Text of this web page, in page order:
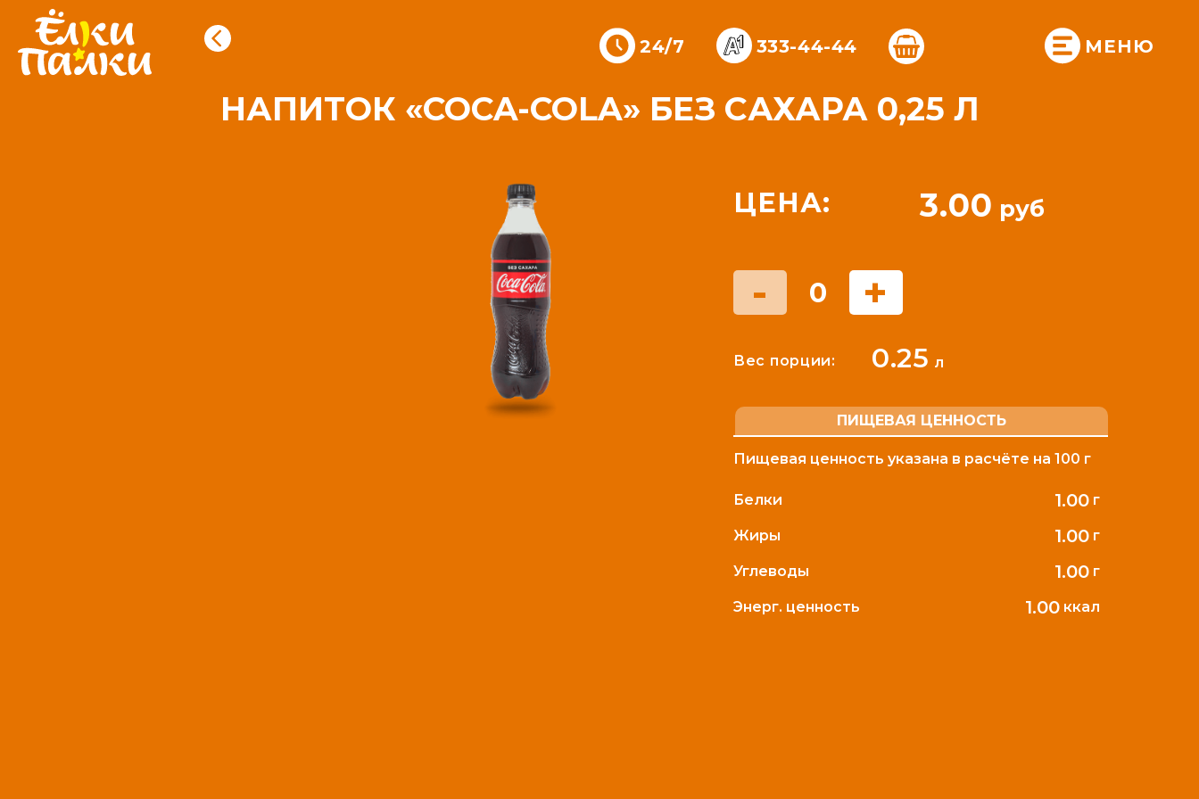
24/7 333-44-44 МЕНЮ
НАПИТОК «COCA-COLA» БЕЗ САХАРА 0,25 Л
ЦЕНА: 3.00 руб
- 0 +
Вес порции: 0.25 л
ПИЩЕВАЯ ЦЕННОСТЬ
Пищевая ценность указана в расчёте на 100 г
Белки 1.00 г
Жиры 1.00 г
Углеводы 1.00 г
Энерг. ценность 1.00 ккал